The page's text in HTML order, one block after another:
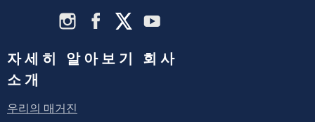
자세히 알아보기 회사
소개
우리의 매거진